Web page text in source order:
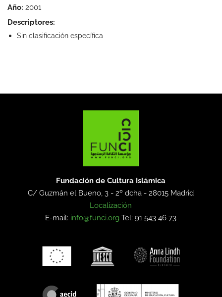
Año: 2001
Descriptores:
Sin clasificación específica
Fundación de Cultura Islámica
C/ Guzmán el Bueno, 3 - 2º dcha -28015 Madrid
Localización
E-mail: info@funci.org Tel: 91 543 46 73